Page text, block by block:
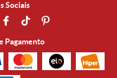
Sociais
Pagamento